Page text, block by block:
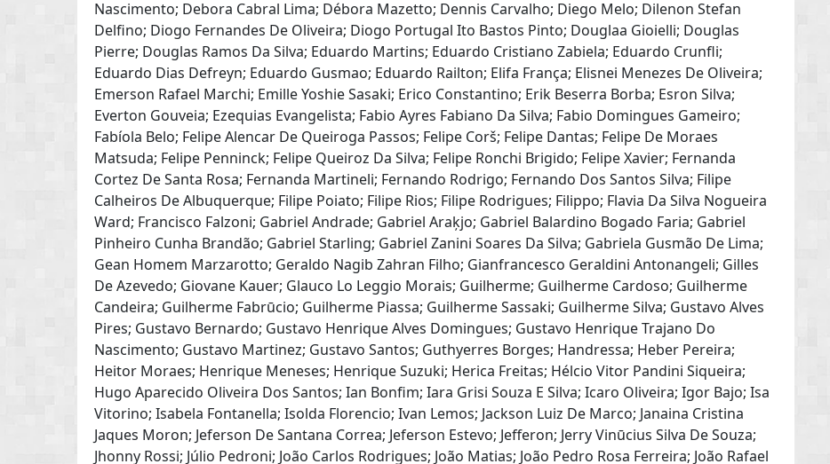
Nascimento; Debora Cabral Lima; Débora Mazetto; Dennis Carvalho; Diego Melo; Dilenon Stefan
Delfino; Diogo Fernandes De Oliveira; Diogo Portugal Ito Bastos Pinto; Douglaa Gioielli; Douglas
Pierre; Douglas Ramos Da Silva; Eduardo Martins; Eduardo Cristiano Zabiela; Eduardo Crunfli;
Eduardo Dias Defreyn; Eduardo Gusmao; Eduardo Railton; Elifa França; Elisnei Menezes De Oliveira;
Emerson Rafael Marchi; Emille Yoshie Sasaki; Erico Constantino; Erik Beserra Borba; Esron Silva;
Everton Gouveia; Ezequias Evangelista; Fabio Ayres Fabiano Da Silva; Fabio Domingues Gameiro;
Fabíola Belo; Felipe Alencar De Queiroga Passos; Felipe Corš; Felipe Dantas; Felipe De Moraes
Matsuda; Felipe Penninck; Felipe Queiroz Da Silva; Felipe Ronchi Brigido; Felipe Xavier; Fernanda
Cortez De Santa Rosa; Fernanda Martineli; Fernando Rodrigo; Fernando Dos Santos Silva; Filipe
Calheiros De Albuquerque; Filipe Poiato; Filipe Rios; Filipe Rodrigues; Filippo; Flavia Da Silva Nogueira
Ward; Francisco Falzoni; Gabriel Andrade; Gabriel Araķjo; Gabriel Balardino Bogado Faria; Gabriel
Pinheiro Cunha Brandão; Gabriel Starling; Gabriel Zanini Soares Da Silva; Gabriela Gusmão De Lima;
Gean Homem Marzarotto; Geraldo Nagib Zahran Filho; Gianfrancesco Geraldini Antonangeli; Gilles
De Azevedo; Giovane Kauer; Glauco Lo Leggio Morais; Guilherme; Guilherme Cardoso; Guilherme
Candeira; Guilherme Fabrūcio; Guilherme Piassa; Guilherme Sassaki; Guilherme Silva; Gustavo Alves
Pires; Gustavo Bernardo; Gustavo Henrique Alves Domingues; Gustavo Henrique Trajano Do
Nascimento; Gustavo Martinez; Gustavo Santos; Guthyerres Borges; Handressa; Heber Pereira;
Heitor Moraes; Henrique Meneses; Henrique Suzuki; Herica Freitas; Hélcio Vitor Pandini Siqueira;
Hugo Aparecido Oliveira Dos Santos; Ian Bonfim; Iara Grisi Souza E Silva; Icaro Oliveira; Igor Bajo; Isa
Vitorino; Isabela Fontanella; Isolda Florencio; Ivan Lemos; Jackson Luiz De Marco; Janaina Cristina
Jaques Moron; Jeferson De Santana Correa; Jeferson Estevo; Jefferon; Jerry Vinūcius Silva De Souza;
Jhonny Rossi; Júlio Pedroni; João Carlos Rodrigues; João Matias; João Pedro Rosa Ferreira; João Rafael